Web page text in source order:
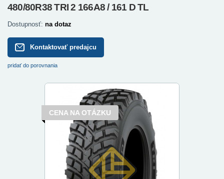
480/80R38 TRI 2 166A8 / 161 D TL
Dostupnosť: na dotaz
Kontaktovať predajcu
pridať do porovnania
CENA NA OTÁZKU